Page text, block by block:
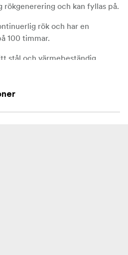
och kan fyllas på.
rök och har en
100 timmar.
stål och värmebeständig
kapsel